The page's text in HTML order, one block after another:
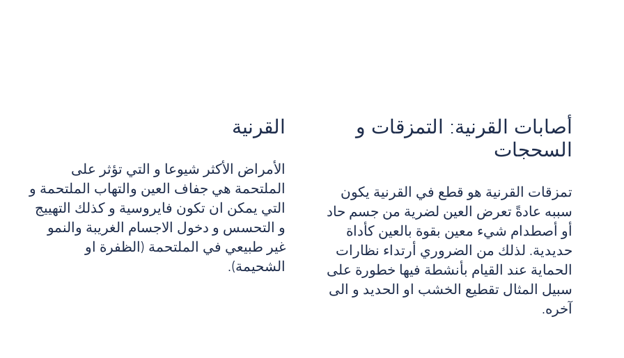
أصابات القرنية: التمزقات و
السحجات
تمزقات القرنية هو قطع في القرنية يكون
سببه عادةً تعرض العين لضرية من جسم حاد
أو أصطدام شيء معين بقوة بالعين كأداة
حديدية. لذلك من الضروري أرتداء نظارات
الحماية عند القيام بأنشطة فيها خطورة على
سبيل المثال تقطيع الخشب او الحديد و الى
آخره.
القرنية
الأمراض الأكثر شيوعا و التي تؤثر على
الملتحمة هي جفاف العين والتهاب الملتحمة و
التي يمكن ان تكون فايروسية و كذلك التهييج
و التحسس و دخول الاجسام الغريبة والنمو
غير طبيعي في الملتحمة (الظفرة او
الشحيمة).